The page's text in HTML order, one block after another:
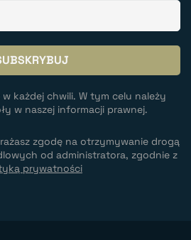
każdej chwili. W tym celu należy
w naszej informacji prawnej.
zgodę na otrzymywanie drogą
od administratora, zgodnie z
prywatności